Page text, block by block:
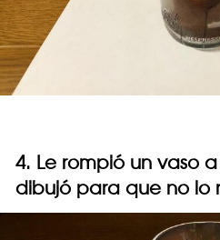
4. Le rompió un vaso
dibujó para que no lo